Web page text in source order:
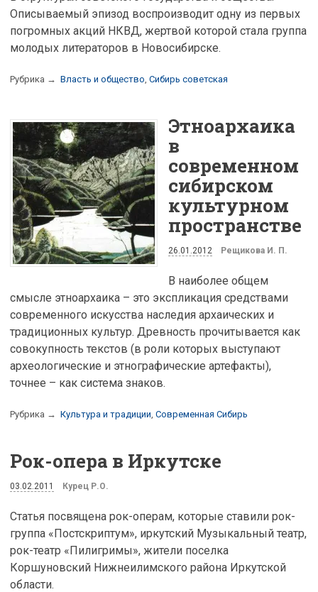
Описываемый эпизод воспроизводит одну из первых
погромных акций НКВД, жертвой которой стала группа
молодых литераторов в Новосибирске.
Рубрика → Власть и общество Сибирь советская
Этноархаика
в
современном
сибирском
культурном
пространстве
26.01.2012 Рещикова И. П.
В наиболее общем
смысле этноархаика – это экспликация средствами
современного искусства наследия архаических и
традиционных культур. Древность прочитывается как
совокупность текстов (в роли которых выступают
археологические и этнографические артефакты),
точнее – как система знаков.
Рубрика → Культура и традиции Современная Сибирь
Рок-опера в Иркутске
03.02.2011 Курец Р.О.
Статья посвящена рок-операм, которые ставили рок-
группа «Постскриптум», иркутский Музыкальный театр,
рок-театр «Пилигримы», жители поселка
Коршуновский Нижнеилимского района Иркутской
области.